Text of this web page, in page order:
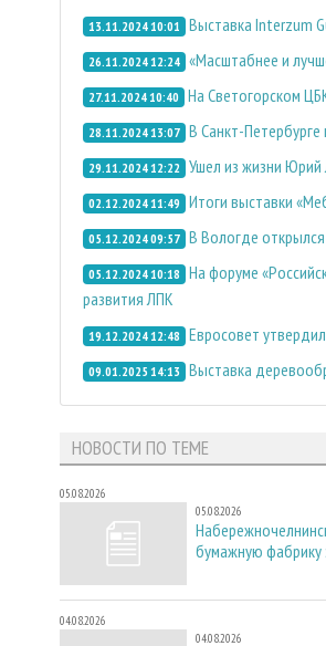
13.11.2024 10:01 Выставка Interzum
26.11.2024 12:24 «Масштабнее и
27.11.2024 10:40 На Светогорском
28.11.2024 13:07 В Санкт-
29.11.2024 12:22 Ушел из жизни Юрий
02.12.2024 11:49 Итоги выставки
05.12.2024 09:57 В Вологде
05.12.2024 10:18 На форуме
развития ЛПК
19.12.2024 12:48 Евросовет
09.01.2025 14:13 Выставка
НОВОСТИ ПО ТЕМЕ
05.08.2026
05.08.2026
бумажную фабрику
04.08.2026
04.08.2026